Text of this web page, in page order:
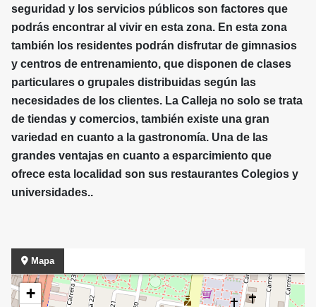
seguridad y los servicios públicos son factores que
podrás encontrar al vivir en esta zona. En esta zona
también los residentes podrán disfrutar de gimnasios
y centros de entrenamiento, que disponen de clases
particulares o grupales distribuidas según las
necesidades de los clientes. La Calleja no solo se trata
de tiendas y comercios, también existe una gran
variedad en cuanto a la gastronomía. Una de las
grandes ventajas en cuanto a esparcimiento que
ofrece esta localidad son sus restaurantes Colegios y
universidades..
Mapa
+